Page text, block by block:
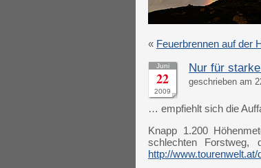
« Feuerbrennen auf der
Juni
22
2009
Nur für
geschrieben am
… empfiehlt sich die
Knapp 1.200
schlechten
http://www.tourenwelt.at/